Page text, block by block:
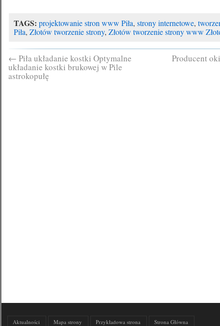
TAGS: projektowanie stron www Piła,strony internetowe,
Piła,Złotów tworzenie strony,Złotów tworzenie strony www
← Piła układanie kostki Optymalne
układanie kostki brukowej w Pile
astrokopułę
Producent
Aktualności Mapa strony Przykładowa strona Strona Główna